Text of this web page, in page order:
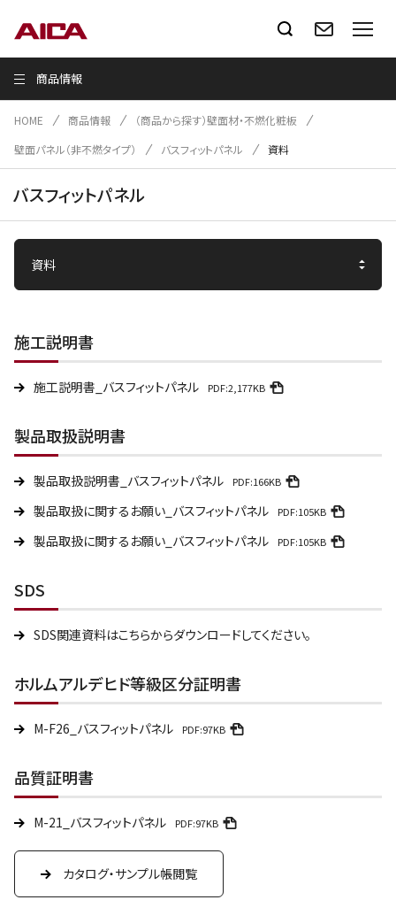
商品情報
HOME 商品情報
（商品から探す）壁面材・不燃化粧板
壁面パネル（非不燃タイプ）
バスフィットパネル 資料
バスフィットパネル
施工説明書
施工説明書_バスフィットパネル PDF:2,177KB
製品取扱説明書
製品取扱説明書_バスフィットパネル PDF:166KB
製品取扱に関するお願い_バスフィットパネル PDF:105KB
製品取扱に関するお願い_バスフィットパネル PDF:105KB
SDS
SDS関連資料はこちらからダウンロードしてください。
ホルムアルデヒド等級区分証明書
M-F26_バスフィットパネル PDF:97KB
品質証明書
M-21_バスフィットパネル PDF:97KB
カタログ・サンプル帳閲覧